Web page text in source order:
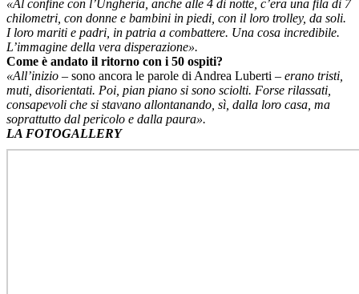
«Al confine con l’Ungheria, anche alle 4 di notte, c’era una fila di 7
chilometri, con donne e bambini in piedi, con il loro trolley, da soli.
I loro mariti e padri, in patria a combattere. Una cosa incredibile.
L’immagine della vera disperazione».
Come è andato il ritorno con i 50 ospiti?
«All’inizio – sono ancora le parole di Andrea Luberti – erano tristi,
muti, disorientati. Poi, pian piano si sono sciolti. Forse rilassati,
consapevoli che si stavano allontanando, sì, dalla loro casa, ma
soprattutto dal pericolo e dalla paura».
LA FOTOGALLERY